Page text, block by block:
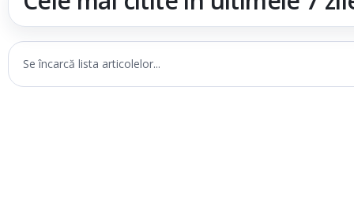
Se încarcă lista articolelor...